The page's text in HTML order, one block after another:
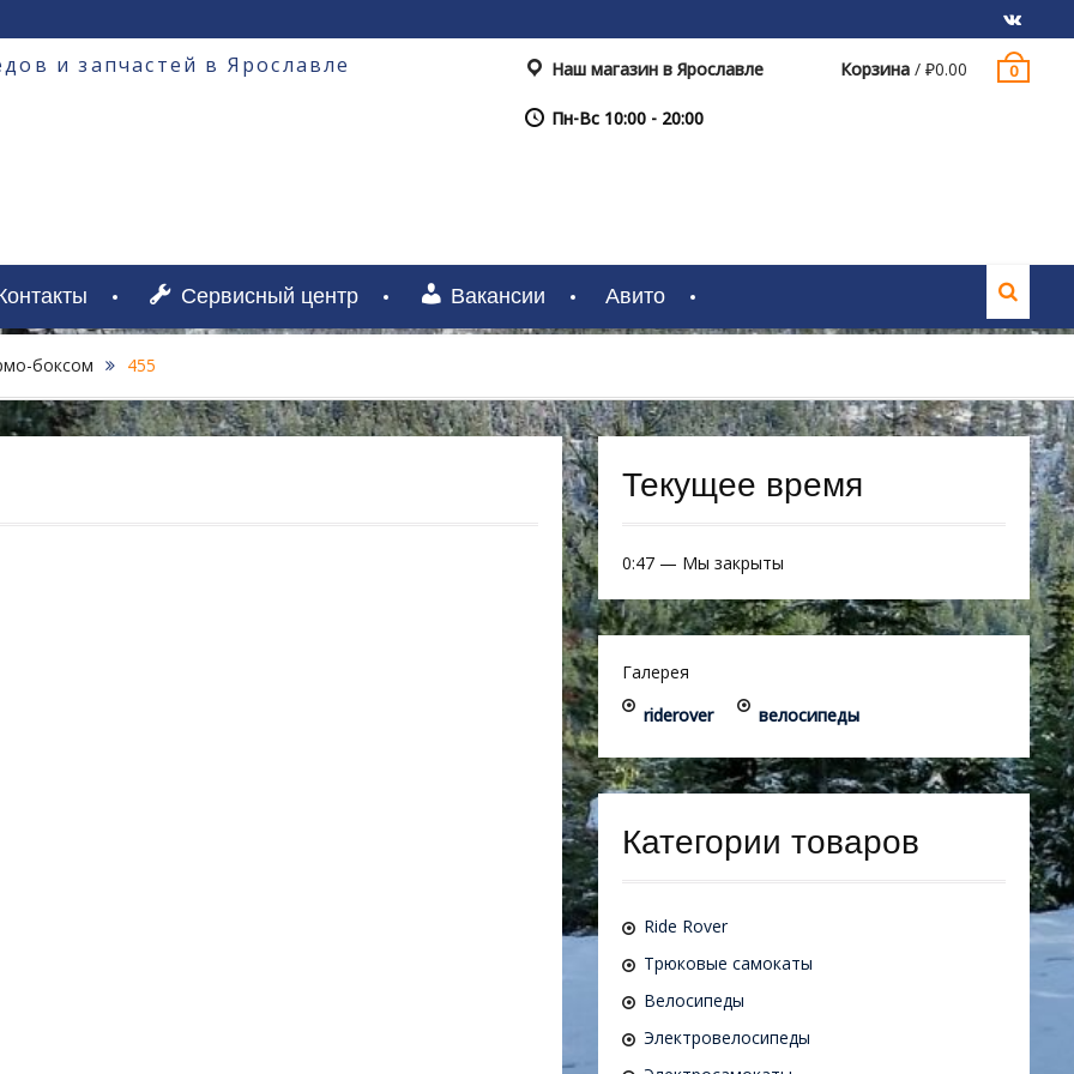
VK
и запчастей в Ярославле Корзина / ₽0.00 0
Наш магазин в Ярославле
Пн-Вс 10:00 - 20:00
Сервисный центр Вакансии Авито
боксом 455
Текущее время
0:47 — Мы закрыты
Галерея
riderover
велосипеды
Категории товаров
Ride Rover
Трюковые самокаты
Велосипеды
Электровелосипеды